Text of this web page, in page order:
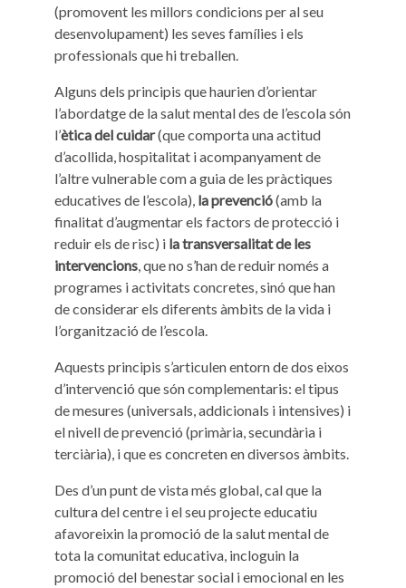
(promovent les millors condicions per al seu
desenvolupament) les seves famílies i els
professionals que hi treballen.
Alguns dels principis que haurien d’orientar
l’abordatge de la salut mental des de l’escola són
l’ètica del cuidar(que comporta una actitud
d’acollida, hospitalitat i acompanyament de
l’altre vulnerable com a guia de les pràctiques
educatives de l’escola), la prevenció(amb la
finalitat d’augmentar els factors de protecció i
reduir els de risc) i la transversalitat de les
intervencions, que no s’han de reduir només a
programes i activitats concretes, sinó que han
de considerar els diferents àmbits de la vida i
l’organització de l’escola.
Aquests principis s’articulen entorn de dos eixos
d’intervenció que són complementaris: el tipus
de mesures (universals, addicionals i intensives) i
el nivell de prevenció (primària, secundària i
terciària), i que es concreten en diversos àmbits.
Des d’un punt de vista més global, cal que la
cultura del centre i el seu projecte educatiu
afavoreixin la promoció de la salut mental de
tota la comunitat educativa, incloguin la
promoció del benestar social i emocional en les